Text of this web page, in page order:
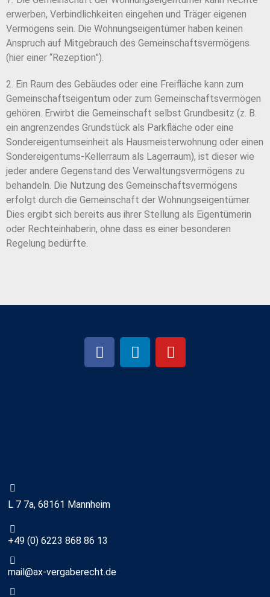
erwerben, Verbindlichkeiten eingehen und Träger eigenen
Vermögens sein. Die Wohnungseigentümer haben keinen
Anspruch auf Mitgebrauch des Gemeinschaftsvermögens
(hier einer “Rezeption”).
2. Ein Raum des Gebäudes oder eine Freifläche kann zum
Gemeinschaftseigentum oder zum Gemeinschaftsvermögen
gehören. Erwirbt die Gemeinschaft selbst Grundbesitz (z. B.
ein angrenzendes Grundstück als Parkfläche oder eine
Sondereigentumseinheit als Hausmeisterwohnung oder einen
Sondereigentums-Kellerraum als Lagerraum), ist dieser wie
jeder andere Gegenstand des Verwaltungsvermögens zu
behandeln. Die Nutzung des Gemeinschaftsvermögens
erfolgt durch die Gemeinschaft der Wohnungseigentümer.
Dies ergibt sich bereits aus ihrer Stellung als Eigentümerin
oder Rechteinhaberin, ohne dass es einer besonderen
Regelung bedürfte.
L 7 7a, 68161 Mannheim
+49 (0) 6223 868 86 13
mail@ax-vergaberecht.de